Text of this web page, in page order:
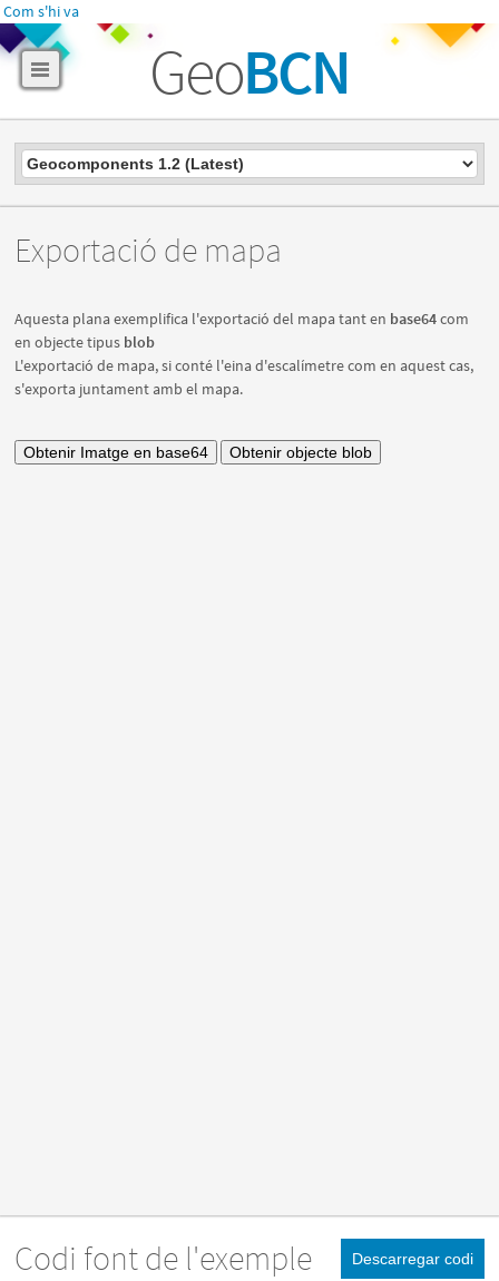
Com s'hi va
GeoBCN
Exportació de mapa
Aquesta plana exemplifica l'exportació del mapa tant en base64com
en objecte tipus blob
L'exportació de mapa, si conté l'eina d'escalímetre com en aquest cas,
s'exporta juntament amb el mapa.
Descarregar codi
Codi font de l'exemple